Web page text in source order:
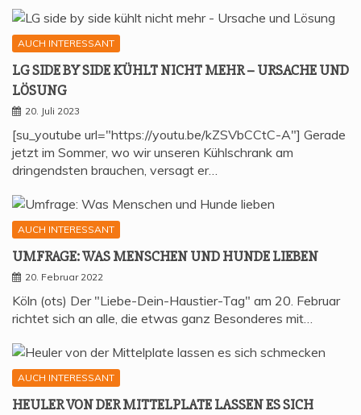
AUCH INTERESSANT
LG SIDE BY SIDE KÜHLT NICHT MEHR – URSA­CHE UND
LÖSUNG
20. Juli 2023
[su_youtube url="https://youtu.be/kZSVbCCtC-A"] Gerade
jetzt im Sommer, wo wir unseren Kühlschrank am
dringendsten brauchen, versagt er…
AUCH INTERESSANT
UMFRA­GE: WAS MEN­SCHEN UND HUN­DE LIEBEN
20. Februar 2022
Köln (ots) Der "Liebe-Dein-Haustier-Tag" am 20. Februar
richtet sich an alle, die etwas ganz Besonderes mit…
AUCH INTERESSANT
HEU­LER VON DER MIT­TEL­P­LA­TE LAS­SEN ES SICH